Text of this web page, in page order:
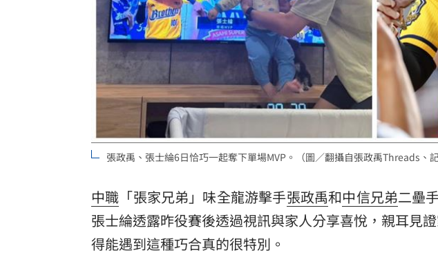
三立iNEWS新聞台線上直播 18:00
商場戰國來臨 台中「頂奢大道」逐漸成形 12:00
台彩父親節推新刮刮樂千萬頭獎超「爸」氣 12:00
「拍片人的多重宇宙」職涯論壇9/12登場！ 10:30
8國球員齊聚高雄 Formosa 7s掀足球熱潮 10:00
張政禹、張士綸6日恰巧一起奪下單場MVP。（圖／翻攝自張政禹Threads、
中職 「張家兄弟」味全龍游擊手張政禹和中信兄弟二壘手
張士綸透露昨役賽後透過視訊與家人分享喜悅，親耳見
得能遇到這種巧合真的很特別。